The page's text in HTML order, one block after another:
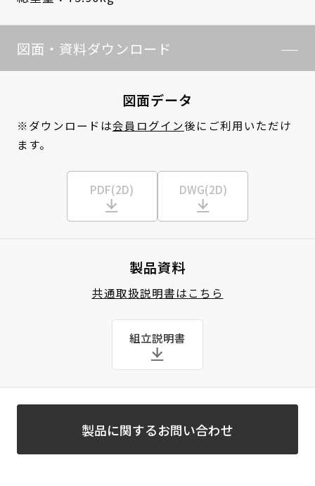
図面・資料ダウンロード
図面データ
※ダウンロードは会員ログイン後にご利用いただけ
ます。
PDF(2D) DWG(2D)
製品資料
共通取扱説明書はこちら
組立説明書
製品に関するお問い合わせ